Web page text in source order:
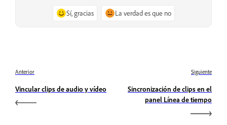
Sí, gracias La verdad es que no
Anterior
Vincular clips de audio y vídeo
Siguiente
Sincronización de clips en el
panel Línea de tiempo